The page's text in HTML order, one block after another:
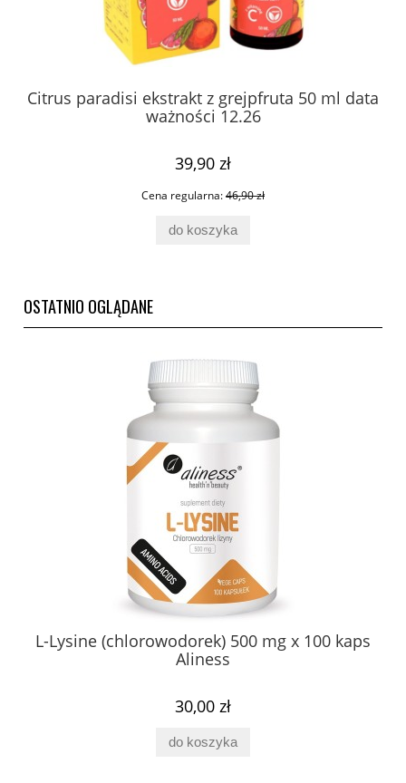
Citrus paradisi ekstrakt z grejpfruta 50 ml data
ważności 12.26
39,90 zł
Cena regularna:46,90 zł
do koszyka
OSTATNIO OGLĄDANE
L-Lysine (chlorowodorek) 500 mg x 100 kaps
Aliness
30,00 zł
do koszyka